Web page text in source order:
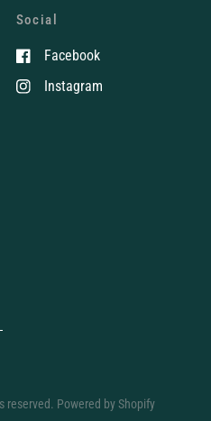
Social
Facebook
Instagram
Powered by Shopify